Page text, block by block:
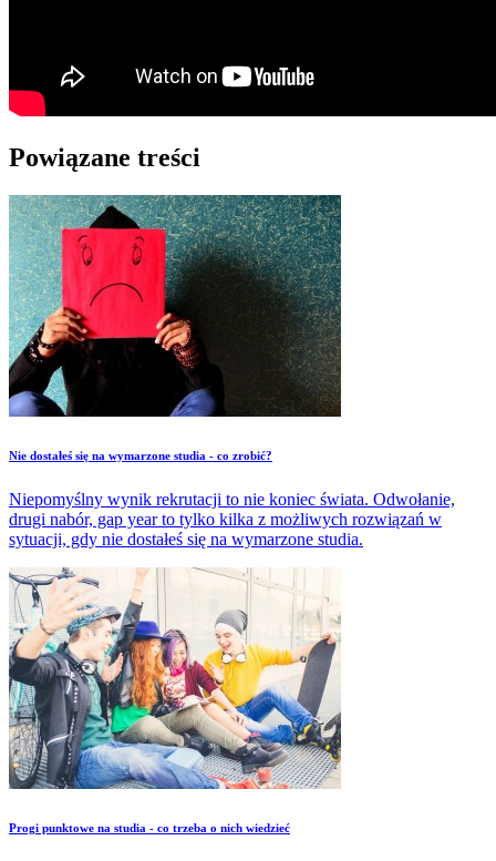
Powiązane treści
Nie dostałeś się na wymarzone studia - co zrobić?
Niepomyślny wynik rekrutacji to nie koniec świata. Odwołanie,
drugi nabór, gap year to tylko kilka z możliwych rozwiązań w
sytuacji, gdy nie dostałeś się na wymarzone studia.
​Progi punktowe na studia - co trzeba o nich wiedzieć